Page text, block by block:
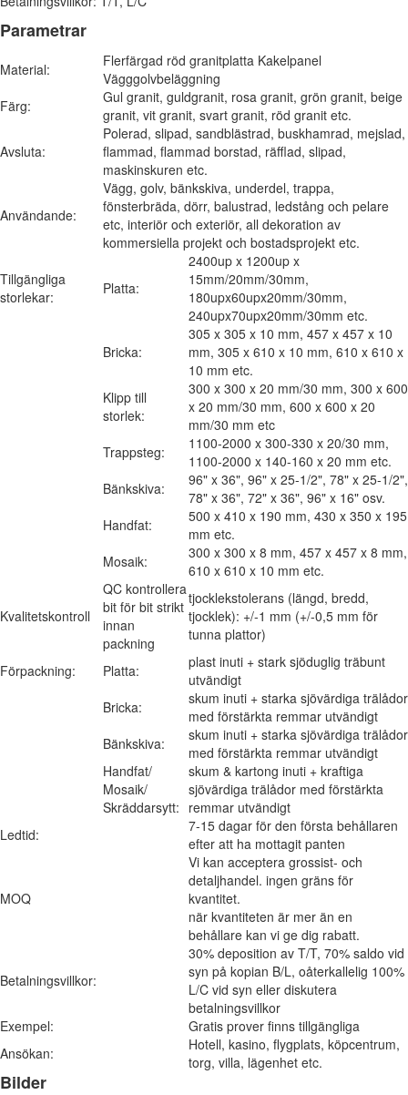
Parametrar
Material:
Flerfärgad röd granitplatta Kakelpanel
Vägggolvbeläggning
Färg:
Gul granit, guldgranit, rosa granit, grön granit, beige
granit, vit granit, svart granit, röd granit etc.
Avsluta:
Polerad, slipad, sandblästrad, buskhamrad, mejslad,
flammad, flammad borstad, räfflad, slipad,
maskinskuren etc.
Användande:
Vägg, golv, bänkskiva, underdel, trappa,
fönsterbräda, dörr, balustrad, ledstång och pelare
etc, interiör och exteriör, all dekoration av
kommersiella projekt och bostadsprojekt etc.
Tillgängliga
storlekar:
Platta:
2400up x 1200up x
15mm/20mm/30mm,
180upx60upx20mm/30mm,
240upx70upx20mm/30mm etc.
Bricka:
305 x 305 x 10 mm, 457 x 457 x 10
mm, 305 x 610 x 10 mm, 610 x 610 x
10 mm etc.
Klipp till
storlek:
300 x 300 x 20 mm/30 mm, 300 x 600
x 20 mm/30 mm, 600 x 600 x 20
mm/30 mm etc
Trappsteg:
1100-2000 x 300-330 x 20/30 mm,
1100-2000 x 140-160 x 20 mm etc.
Bänkskiva:
96" x 36", 96" x 25-1/2", 78" x 25-1/2",
78" x 36", 72" x 36", 96" x 16" osv.
Handfat:
500 x 410 x 190 mm, 430 x 350 x 195
mm etc.
Mosaik:
300 x 300 x 8 mm, 457 x 457 x 8 mm,
610 x 610 x 10 mm etc.
Kvalitetskontroll
QC kontrollera
bit för bit strikt
innan
packning
tjocklekstolerans (längd, bredd,
tjocklek): +/-1 mm (+/-0,5 mm för
tunna plattor)
Förpackning:
Platta:
plast inuti + stark sjöduglig träbunt
utvändigt
Bricka:
skum inuti + starka sjövärdiga trälådor
med förstärkta remmar utvändigt
Bänkskiva:
skum inuti + starka sjövärdiga trälådor
med förstärkta remmar utvändigt
Handfat/
Mosaik/
Skräddarsytt:
skum & kartong inuti + kraftiga
sjövärdiga trälådor med förstärkta
remmar utvändigt
Ledtid:
7-15 dagar för den första behållaren
efter att ha mottagit panten
MOQ
Vi kan acceptera grossist- och
detaljhandel. ingen gräns för
kvantitet.
när kvantiteten är mer än en
behållare kan vi ge dig rabatt.
Betalningsvillkor:
30% deposition av T/T, 70% saldo vid
syn på kopian B/L, oåterkallelig 100%
L/C vid syn eller diskutera
betalningsvillkor
Exempel:
Gratis prover finns tillgängliga
Ansökan:
Hotell, kasino, flygplats, köpcentrum,
torg, villa, lägenhet etc.
Bilder